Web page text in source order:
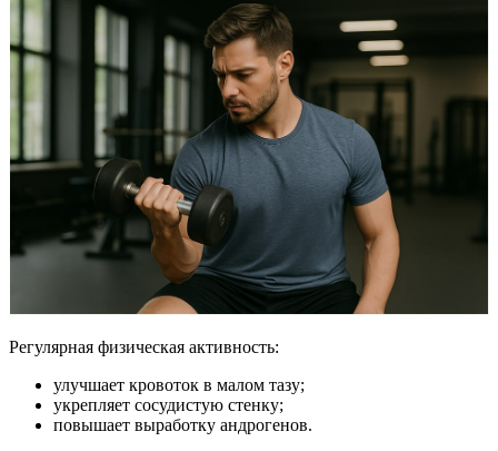
Регулярная физическая активность:
улучшает кровоток в малом тазу;
укрепляет сосудистую стенку;
повышает выработку андрогенов.